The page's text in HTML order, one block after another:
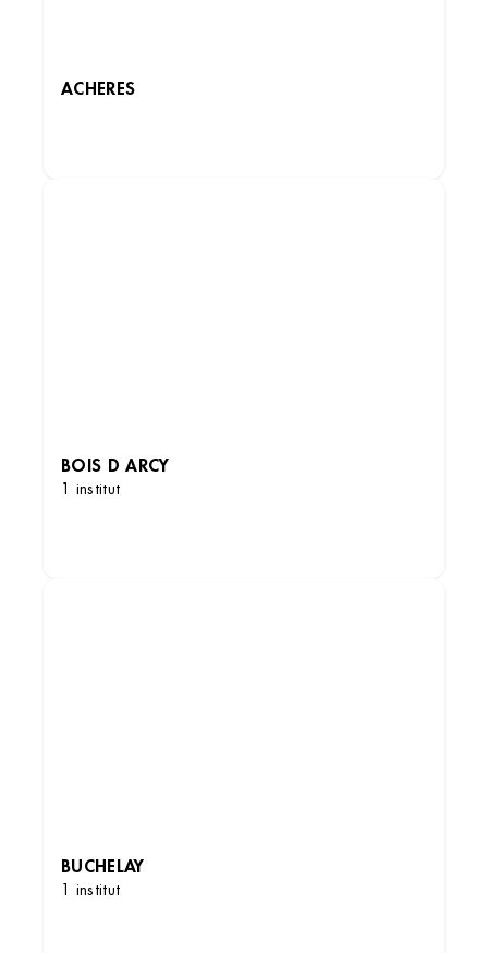
ACHERES
BOIS D ARCY
1 institut
BUCHELAY
1 institut